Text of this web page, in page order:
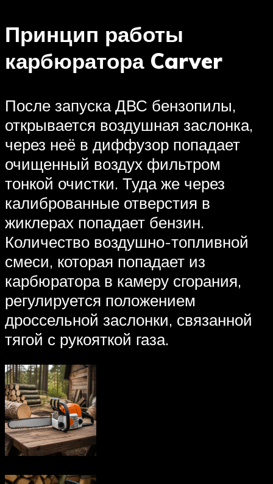
Принцип работы
карбюратора Carver
После запуска ДВС бензопилы,
открывается воздушная заслонка,
через неё в диффузор попадает
очищенный воздух фильтром
тонкой очистки. Туда же через
калиброванные отверстия в
жиклерах попадает бензин.
Количество воздушно-топливной
смеси, которая попадает из
карбюратора в камеру сгорания,
регулируется положением
дроссельной заслонки, связанной
тягой с рукояткой газа.